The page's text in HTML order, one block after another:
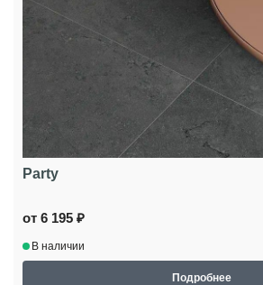
Party
от 6 195 ₽
В наличии
Подробнее